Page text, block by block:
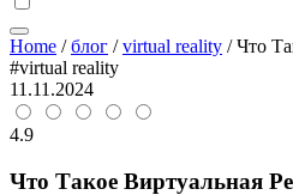
Home /блог /virtual reality /Что
#virtual reality
11.11.2024
4.9
Что Такое Виртуальная